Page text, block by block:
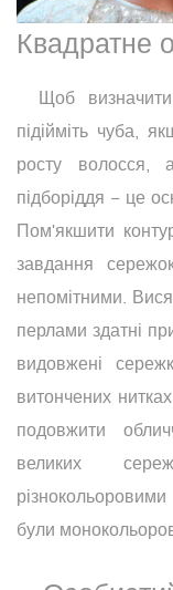
Квадратне
Щоб
підійміть чуба,
росту волосся,
підборіддя − це
Пом'якшити
завдання
непомітними.
перлами здатні
видовжені
витончених
подовжити
великих
були